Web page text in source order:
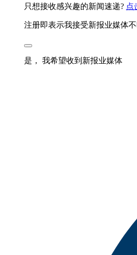
只想接收感兴趣的新闻速递? 点
注册即表示我接受新报业媒体
是， 我希望收到新报业媒体